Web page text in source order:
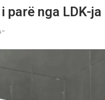
parë nga LDK-ja